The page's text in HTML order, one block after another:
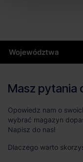
Województwa
Masz
Opowiedz nam o
wybrać magazyn
Napisz do nas!
Dlaczego warto